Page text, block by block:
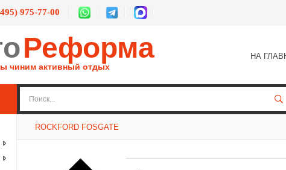
975-77-00
Реформа
чиним активный отдых
НА
ROCKFORD FOSGATE